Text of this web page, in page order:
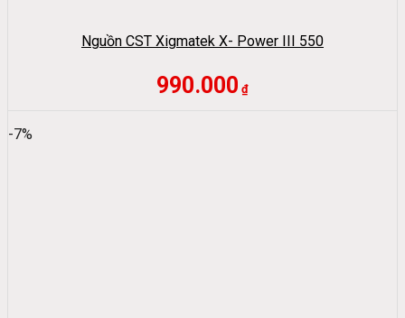
Nguồn CST Xigmatek X- Power III 550
990.000 ₫
-7%